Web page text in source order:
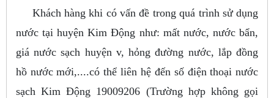
Khách hàng khi có vấn đề trong quá trình sử dụng
nước tại huyện Kim Động như: mất nước, nước bẩn,
giá nước sạch huyện v, hỏng đường nước, lắp đồng
hồ nước mới,....có thể liên hệ đến số điện thoại nước
sạch Kim Động 19009206 (Trường hợp không gọi